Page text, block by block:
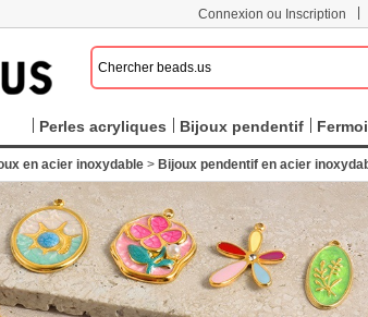
Connexion ou Inscription
Perles acryliques Bijoux pendentif
en acier inoxydable > Bijoux pendentif en acier